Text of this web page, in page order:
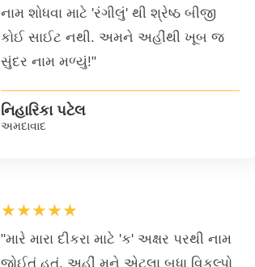
નામ શોધવા માટે 'રંગીલું' થી શ્રેષ્ઠ બીજી
કોઈ સાઈટ નથી. અમને અહીંથી ખૂબ જ
સુંદર નામ મળ્યું!"
નિહારિકા પટેલ
અમદાવાદ
★★★★★
"મારે મારા દીકરા માટે 'ક' અક્ષર પરથી નામ
જોઈતું હતું. અહીં મને એટલા બધા વિકલ્પો